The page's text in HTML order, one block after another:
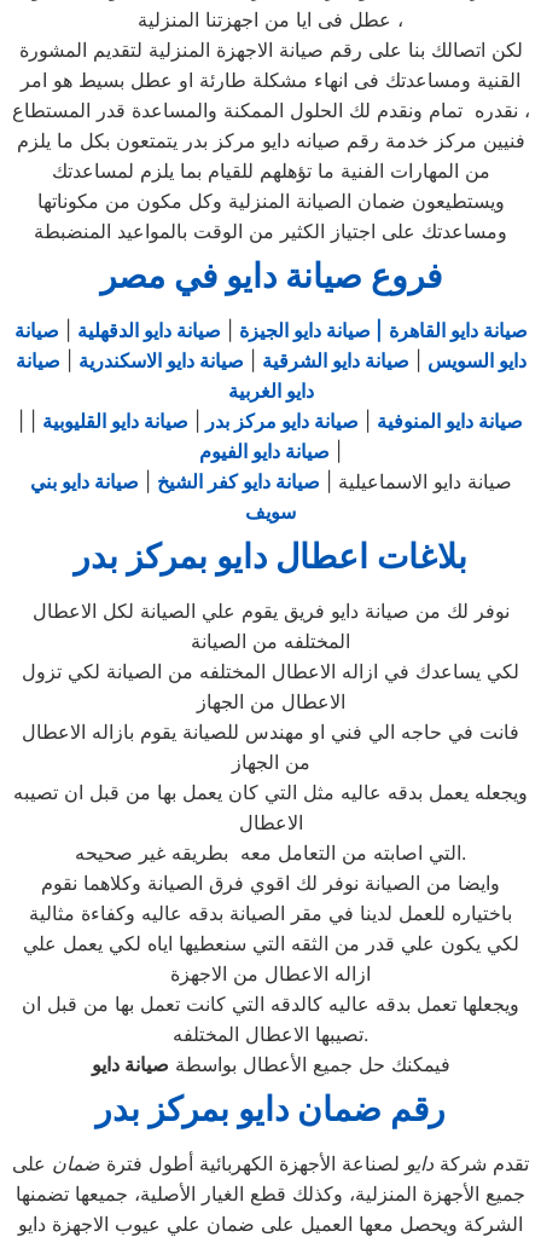
عطل فى ايا من اجهزتنا المنزلية ،
لكن اتصالك بنا على رقم صيانة الاجهزة المنزلية لتقديم المشورة
القنية ومساعدتك فى انهاء مشكلة طارئة او عطل بسيط هو امر
نقدره تمام ونقدم لك الحلول الممكنة والمساعدة قدر المستطاع ،
فنيين مركز خدمة رقم صيانه دايو مركز بدر يتمتعون بكل ما يلزم
من المهارات الفنية ما تؤهلهم للقيام بما يلزم لمساعدتك
ويستطيعون ضمان الصيانة المنزلية وكل مكون من مكوناتها
ومساعدتك على اجتياز الكثير من الوقت بالمواعيد المنضبطة
فروع صيانة دايو في مصر
صيانة دايو القاهرة | صيانة دايو الجيزة صيانة دايو الدقهلية
صيانة
دايو السويس
صيانة دايو الشرقية صيانة دايو الاسكندرية
صيانة
دايو الغربية
صيانة دايو المنوفية صيانة دايو مركز بدر صيانة دايو القليوبية
صيانة دايو الفيوم
صيانة دايو الاسماعيلية | صيانة دايو كفر الشيخ
صيانة دايو بني
سويف
بلاغات اعطال دايو بمركز بدر
نوفر لك من صيانة دايو فريق يقوم علي الصيانة لكل الاعطال
المختلفه من الصيانة
لكي يساعدك في ازاله الاعطال المختلفه من الصيانة لكي تزول
الاعطال من الجهاز
فانت في حاجه الي فني او مهندس للصيانة يقوم بازاله الاعطال
من الجهاز
ويجعله يعمل بدقه عاليه مثل التي كان يعمل بها من قبل ان تصيبه
الاعطال
التي اصابته من التعامل معه بطريقه غير صحيحه.
وايضا من الصيانة نوفر لك اقوي فرق الصيانة وكلاهما نقوم
باختياره للعمل لدينا في مقر الصيانة بدقه عاليه وكفاءة مثالية
لكي يكون علي قدر من الثقه التي سنعطيها اياه لكي يعمل علي
ازاله الاعطال من الاجهزة
ويجعلها تعمل بدقه عاليه كالدقه التي كانت تعمل بها من قبل ان
تصيبها الاعطال المختلفه.
فيمكنك حل جميع الأعطال بواسطة صيانة دايو
رقم ضمان دايو بمركز بدر
تقدم شركة دايو لصناعة الأجهزة الكهربائية أطول فترة ضمان على
جميع الأجهزة المنزلية، وكذلك قطع الغيار الأصلية، جميعها تضمنها
الشركة ويحصل معها العميل على ضمان علي عيوب الاجهزة دايو